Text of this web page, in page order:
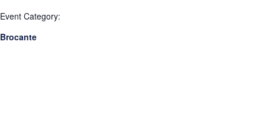
Event Category:
Brocante